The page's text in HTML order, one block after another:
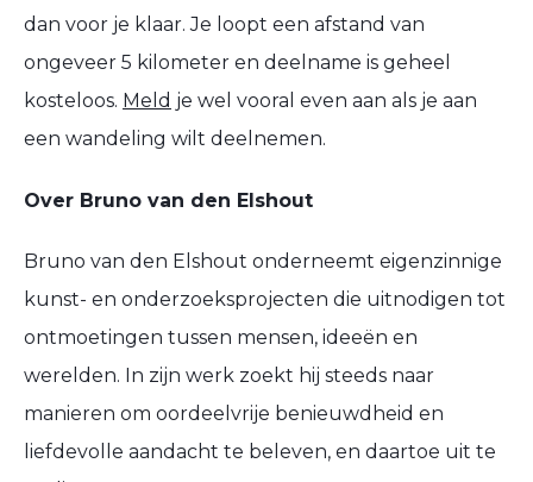
dan voor je klaar. Je loopt een afstand van
ongeveer 5 kilometer en deelname is geheel
kosteloos. Meld je wel vooral even aan als je aan
een wandeling wilt deelnemen.
Over Bruno van den Elshout
Bruno van den Elshout onderneemt eigenzinnige
kunst- en onderzoeksprojecten die uitnodigen tot
ontmoetingen tussen mensen, ideeën en
werelden. In zijn werk zoekt hij steeds naar
manieren om oordeelvrije benieuwdheid en
liefdevolle aandacht te beleven, en daartoe uit te